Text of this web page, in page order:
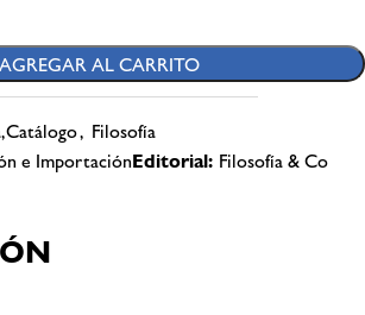
AGREGAR AL CARRITO
, Filosofía
e ImportaciónEditorial: Filosofía & Co